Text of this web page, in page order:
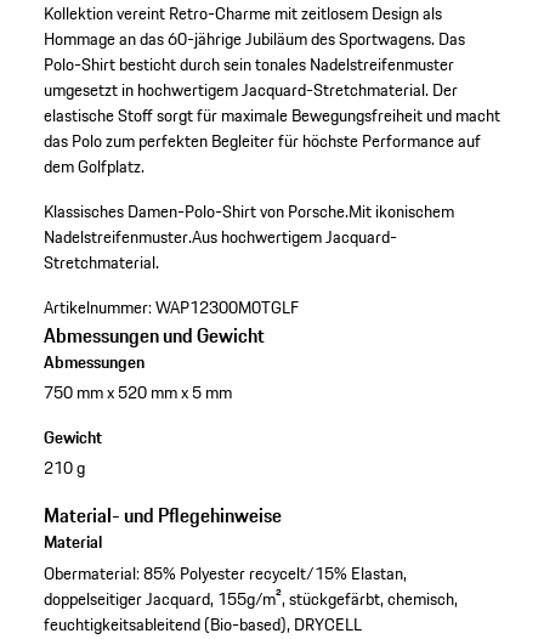
Kollektion vereint Retro-Charme mit zeitlosem Design als
Hommage an das 60-jährige Jubiläum des Sportwagens. Das
Polo-Shirt besticht durch sein tonales Nadelstreifenmuster
umgesetzt in hochwertigem Jacquard-Stretchmaterial. Der
elastische Stoff sorgt für maximale Bewegungsfreiheit und macht
das Polo zum perfekten Begleiter für höchste Performance auf
dem Golfplatz.
Klassisches Damen-Polo-Shirt von Porsche.Mit ikonischem
Nadelstreifenmuster.Aus hochwertigem Jacquard-
Stretchmaterial.
Artikelnummer:WAP12300M0TGLF
Abmessungen und Gewicht
Abmessungen
750 mm x 520 mm x 5 mm
Gewicht
210 g
Material- und Pflegehinweise
Material
Obermaterial: 85% Polyester recycelt/15% Elastan,
doppelseitiger Jacquard, 155g/m², stückgefärbt, chemisch,
feuchtigkeitsableitend (Bio-based), DRYCELL